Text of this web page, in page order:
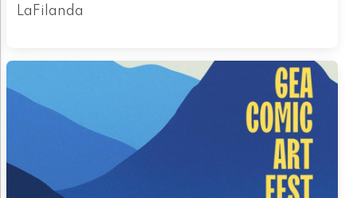
LaFilanda